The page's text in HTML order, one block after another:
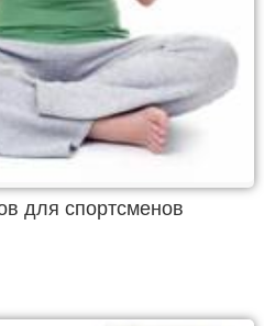
для спортсменов